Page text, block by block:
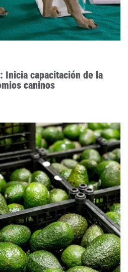
Inicia capacitación de la
caninos